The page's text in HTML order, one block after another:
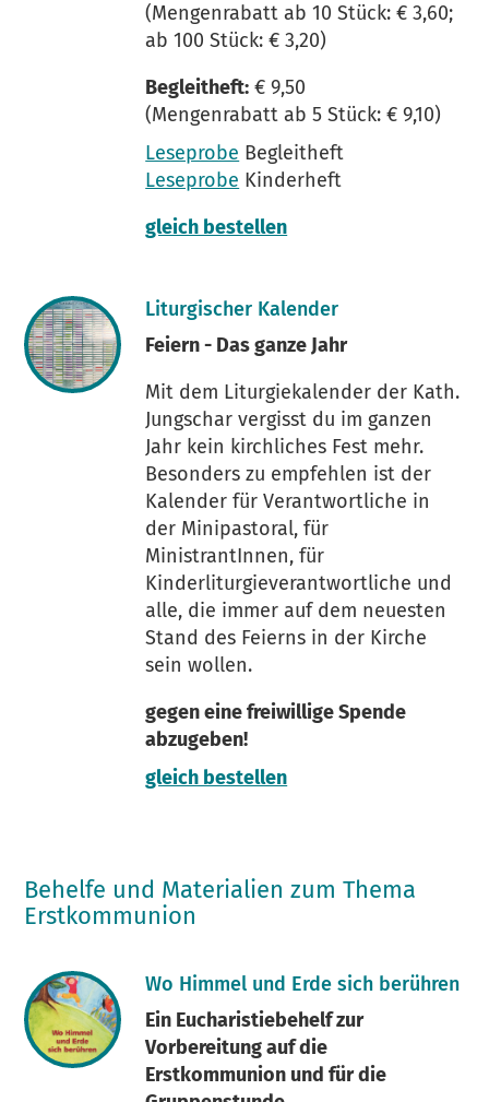
(Mengenrabatt ab 10 Stück: € 3,60;
ab 100 Stück: € 3,20)
Begleitheft: € 9,50
(Mengenrabatt ab 5 Stück: € 9,10)
Leseprobe Begleitheft
Leseprobe Kinderheft
gleich bestellen
Liturgischer Kalender
Feiern - Das ganze Jahr
Mit dem Liturgiekalender der Kath.
Jungschar vergisst du im ganzen
Jahr kein kirchliches Fest mehr.
Besonders zu empfehlen ist der
Kalender für Verantwortliche in
der Minipastoral, für
MinistrantInnen, für
Kinderliturgieverantwortliche und
alle, die immer auf dem neuesten
Stand des Feierns in der Kirche
sein wollen.
gegen eine freiwillige Spende
abzugeben!
gleich bestellen
Behelfe und Materialien zum Thema
Erstkommunion
Wo Himmel und Erde sich berühren
Ein Eucharistiebehelf zur
Vorbereitung auf die
Erstkommunion und für die